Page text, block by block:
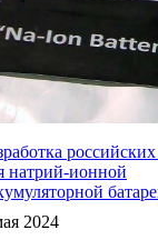
натрий-ионной
2024